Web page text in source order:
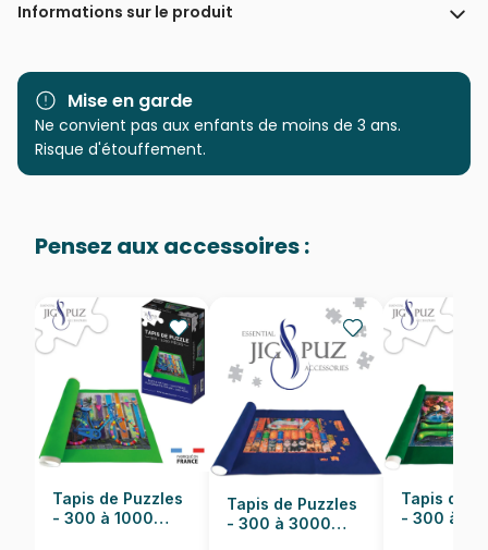
Informations sur le produit
Marque Star Puzzle
Catégorie Puzzles - Mers et Océans
Age
Puzzle pour Adultes (500 à
Provenance Puzzles fabriqués en France
EAN 8694051100974
Nombre de pièces 1000 pièces
Dimensions 68 x 48 cm
Mise en garde
Ne convient pas aux enfants de moins de 3 ans.
Risque d'étouffement.
Pensez aux accessoires :
Tapis de Puzzles
- 300 à 1000
Tapis de Puzzles
- 300 à 3000
Tapis de
- 300 à